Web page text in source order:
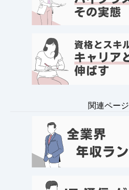
関連ページ